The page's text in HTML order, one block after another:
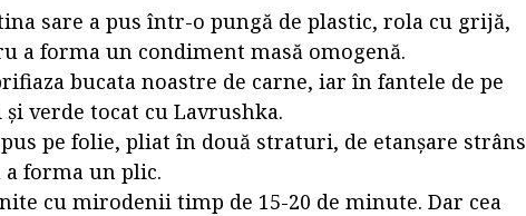
sare a pus într-o pungă de plastic, rola cu grijă,
a forma un condiment masă omogenă.
bucata noastre de carne, iar în fantele de pe
verde tocat cu Lavrushka.
pe folie, pliat în două straturi, de etanșare strâns
forma un plic.
cu mirodenii timp de 15-20 de minute. Dar cea